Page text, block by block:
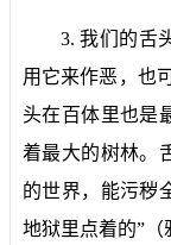
3.我们的舌
用它来作恶，也
头在百体里也是
着最大的树林。
的世界，能污秽
地狱里点着的”（